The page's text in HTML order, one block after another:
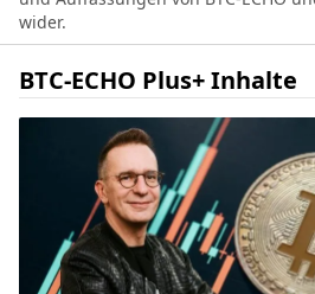
wider.
BTC-ECHO Plus+ Inhalte